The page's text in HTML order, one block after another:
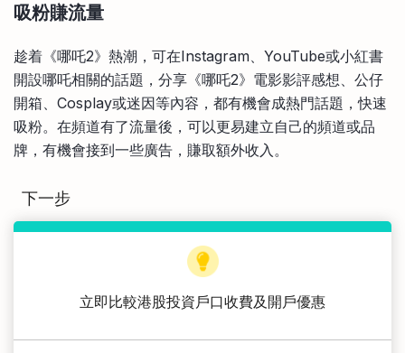
吸粉賺流量
趁着《哪吒2》熱潮，可在Instagram、YouTube或小紅書
開設哪吒相關的話題，分享《哪吒2》電影影評感想、公仔
開箱、Cosplay或迷因等內容，都有機會成熱門話題，快速
吸粉。在頻道有了流量後，可以更易建立自己的頻道或品
牌，有機會接到一些廣告，賺取額外收入。
下一步
立即比較港股投資戶口收費及開戶優惠